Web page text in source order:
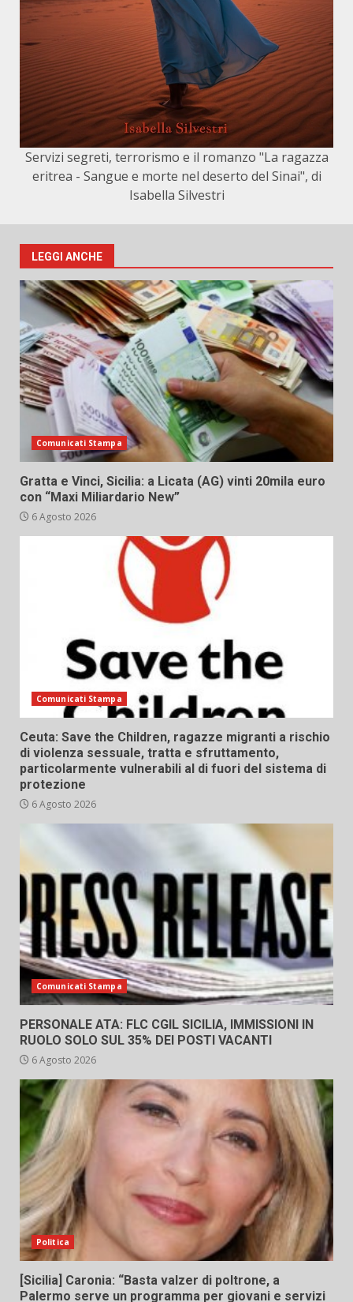
Servizi segreti, terrorismo e il romanzo "La ragazza
eritrea - Sangue e morte nel deserto del Sinai", di
Isabella Silvestri
LEGGI ANCHE
Comunicati Stampa
Gratta e Vinci, Sicilia: a Licata (AG) vinti 20mila euro
con “Maxi Miliardario New”
6 Agosto 2026
Comunicati Stampa
Ceuta: Save the Children, ragazze migranti a rischio
di violenza sessuale, tratta e sfruttamento,
particolarmente vulnerabili al di fuori del sistema di
protezione
6 Agosto 2026
Comunicati Stampa
PERSONALE ATA: FLC CGIL SICILIA, IMMISSIONI IN
RUOLO SOLO SUL 35% DEI POSTI VACANTI
6 Agosto 2026
Politica
[Sicilia] Caronia: “Basta valzer di poltrone, a
Palermo serve un programma per giovani e servizi